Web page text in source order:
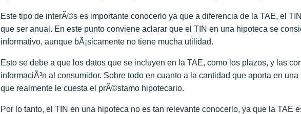
Este tipo de interÃ©s es importante conocerlo ya que a diferencia de la TAE, el
que ser anual. En este punto conviene aclarar que el TIN en una hipoteca se
informativo, aunque bÃ¡sicamente no tiene mucha utilidad.
Esto se debe a que los datos que se incluyen en la TAE, como los plazos, y las
informaciÃ³n al consumidor. Sobre todo en cuanto a la cantidad que aporta en una
que realmente le cuesta el prÃ©stamo hipotecario.
Por lo tanto, el TIN en una hipoteca no es tan relevante conocerlo, ya que la TAE